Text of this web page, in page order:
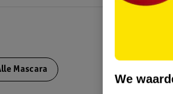
er lucht bij en droogt je mascara sneller uit.
Mascara
We